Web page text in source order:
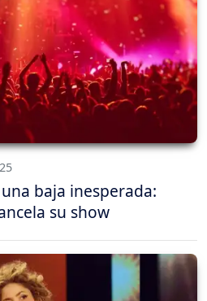
baja inesperada:
su show